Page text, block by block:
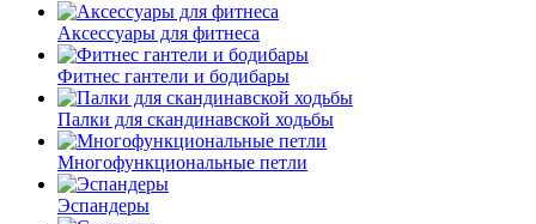
Аксессуары для фитнеса
Фитнес гантели и бодибары
Палки для скандинавской ходьбы
Многофункциональные петли
Эспандеры